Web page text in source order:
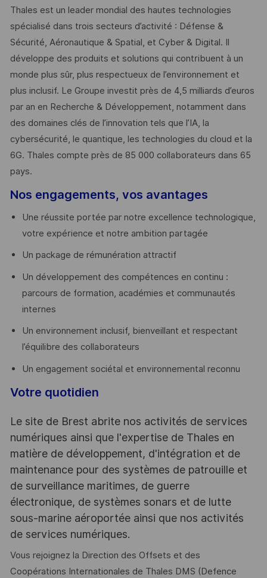
Thales est un leader mondial des hautes technologies
spécialisé dans trois secteurs d’activité : Défense &
Sécurité, Aéronautique & Spatial, et Cyber & Digital. Il
développe des produits et solutions qui contribuent à un
monde plus sûr, plus respectueux de l’environnement et
plus inclusif. Le Groupe investit près de 4,5 milliards d’euros
par an en Recherche & Développement, notamment dans
des domaines clés de l’innovation tels que l’IA, la
cybersécurité, le quantique, les technologies du cloud et la
6G. Thales compte près de 85 000 collaborateurs dans 65
pays. ​
Nos engagements, vos avantages
Une réussite portée par notre excellence technologique,
votre expérience et notre ambition partagée
Un package de rémunération attractif
Un développement des compétences en continu :
parcours de formation, académies et communautés
internes
Un environnement inclusif, bienveillant et respectant
l’équilibre des collaborateurs
Un engagement sociétal et environnemental reconnu
Votre quotidien
Le site de Brest abrite nos activités de services
numériques ainsi que l'expertise de Thales en
matière de développement, d'intégration et de
maintenance pour des systèmes de patrouille et
de surveillance maritimes, de guerre
électronique, de systèmes sonars et de lutte
sous-marine aéroportée ainsi que nos activités
de services numériques.
Vous rejoignez la Direction des Offsets et des
Coopérations Internationales de Thales DMS (Defence